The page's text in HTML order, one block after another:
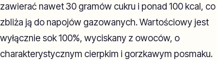
zawierać nawet 30 gramów cukru i ponad 100 kcal, co
zbliża ją do napojów gazowanych. Wartościowy jest
wyłącznie sok 100%, wyciskany z owoców, o
charakterystycznym cierpkim i gorzkawym posmaku.